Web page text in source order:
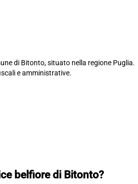
di Bitonto, situato nella regione Puglia.
e amministrative.
belfiore di Bitonto?